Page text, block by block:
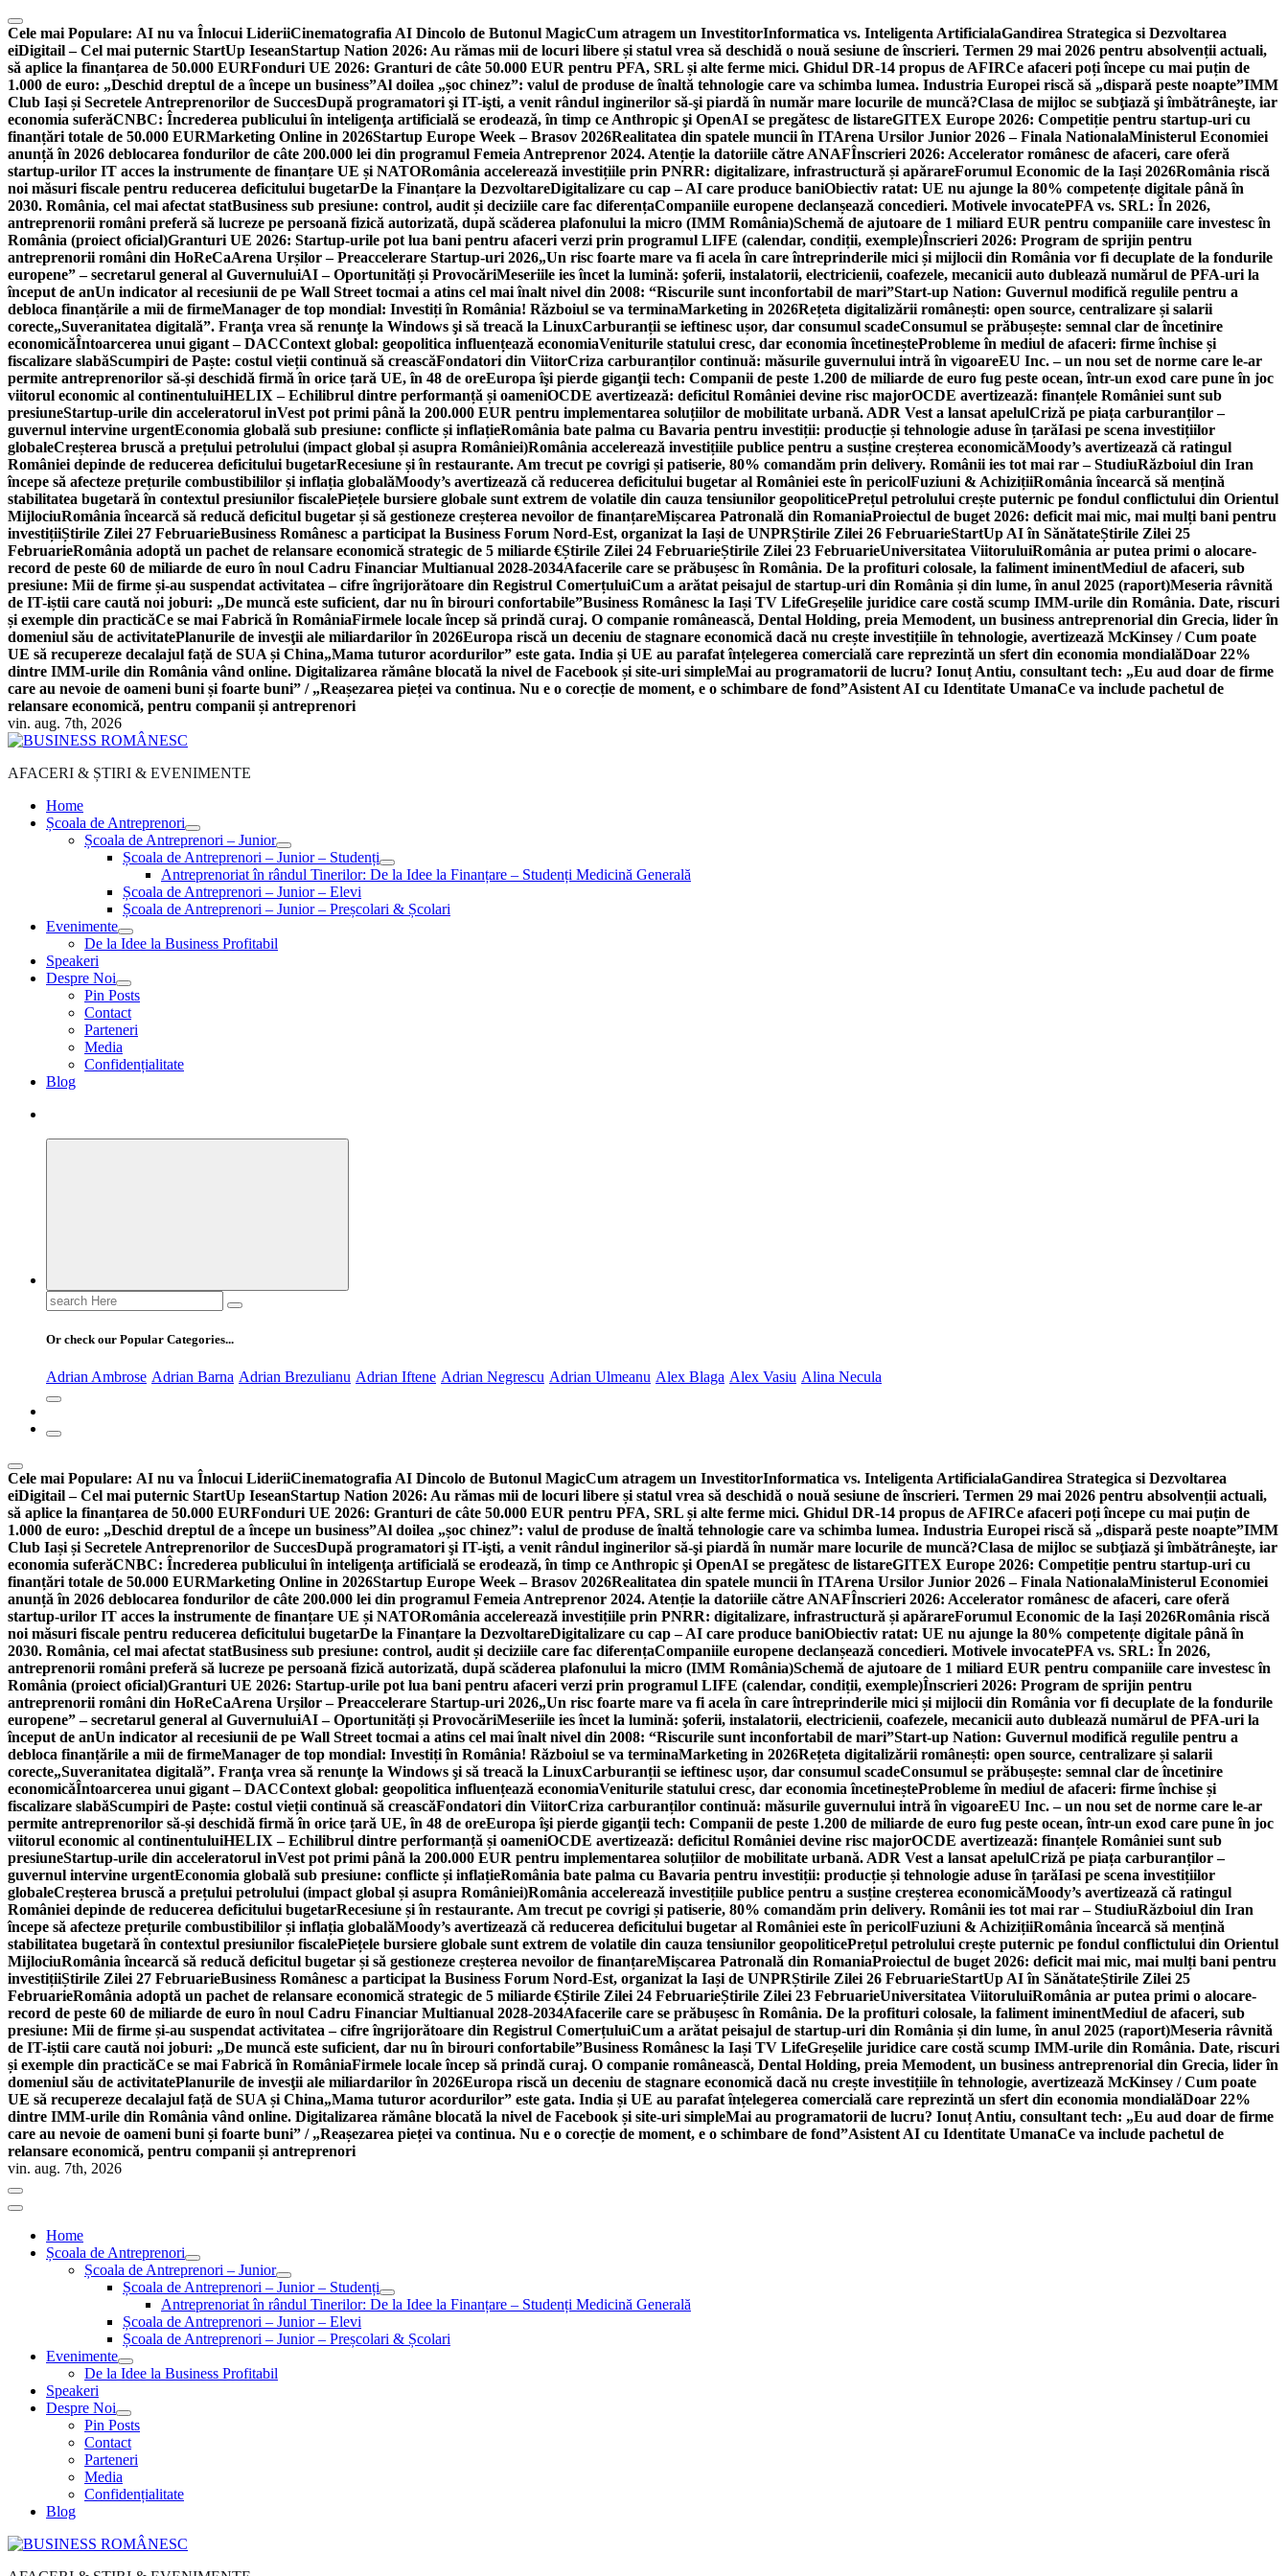
Skip
to
content
Cele mai Populare: AI nu va Înlocui LideriiCinematografia AI Dincolo de Butonul MagicCum atragem un InvestitorInformatica vs. Inteligenta ArtificialaGandirea Strategica si Dezvoltarea
eiDigitail – Cel mai puternic StartUp IeseanStartup Nation 2026: Au rămas mii de locuri libere și statul vrea să deschidă o nouă sesiune de înscrieri. Termen 29 mai 2026 pentru absolvenții actuali,
să aplice la finanțarea de 50.000 EURFonduri UE 2026: Granturi de câte 50.000 EUR pentru PFA, SRL și alte ferme mici. Ghidul DR-14 propus de AFIRCe afaceri poți începe cu mai puțin de
1.000 de euro: „Deschid dreptul de a începe un business”Al doilea „șoc chinez”: valul de produse de înaltă tehnologie care va schimba lumea. Industria Europei riscă să „dispară peste noapte”IMM
Club Iași și Secretele Antreprenorilor de SuccesDupă programatori şi IT-işti, a venit rândul inginerilor să-şi piardă în număr mare locurile de muncă?Clasa de mijloc se subţiază şi îmbătrâneşte, iar
economia suferăCNBC: Încrederea publicului în inteligenţa artificială se erodează, în timp ce Anthropic şi OpenAI se pregătesc de listareGITEX Europe 2026: Competiție pentru startup-uri cu
finanțări totale de 50.000 EURMarketing Online in 2026Startup Europe Week – Brasov 2026Realitatea din spatele muncii în ITArena Ursilor Junior 2026 – Finala NationalaMinisterul Economiei
anunță în 2026 deblocarea fondurilor de câte 200.000 lei din programul Femeia Antreprenor 2024. Atenție la datoriile către ANAFÎnscrieri 2026: Accelerator românesc de afaceri, care oferă
startup-urilor IT acces la instrumente de finanțare UE și NATORomânia accelerează investițiile prin PNRR: digitalizare, infrastructură și apărareForumul Economic de la Iași 2026România riscă
noi măsuri fiscale pentru reducerea deficitului bugetarDe la Finanțare la DezvoltareDigitalizare cu cap – AI care produce baniObiectiv ratat: UE nu ajunge la 80% competențe digitale până în
2030. România, cel mai afectat statBusiness sub presiune: control, audit și deciziile care fac diferențaCompaniile europene declanșează concedieri. Motivele invocatePFA vs. SRL: În 2026,
antreprenorii români preferă să lucreze pe persoană fizică autorizată, după scăderea plafonului la micro (IMM România)Schemă de ajutoare de 1 miliard EUR pentru companiile care investesc în
România (proiect oficial)Granturi UE 2026: Startup-urile pot lua bani pentru afaceri verzi prin programul LIFE (calendar, condiții, exemple)Înscrieri 2026: Program de sprijin pentru
antreprenorii români din HoReCaArena Urșilor – Preaccelerare Startup-uri 2026„Un risc foarte mare va fi acela în care întreprinderile mici și mijlocii din România vor fi decuplate de la fondurile
europene” – secretarul general al GuvernuluiAI – Oportunități și ProvocăriMeseriile ies încet la lumină: şoferii, instalatorii, electricienii, coafezele, mecanicii auto dublează numărul de PFA-uri la
început de anUn indicator al recesiunii de pe Wall Street tocmai a atins cel mai înalt nivel din 2008: “Riscurile sunt inconfortabil de mari”Start-up Nation: Guvernul modifică regulile pentru a
debloca finanțările a mii de firmeManager de top mondial: Investiți în România! Războiul se va terminaMarketing in 2026Rețeta digitalizării românești: open source, centralizare și salarii
corecte„Suveranitatea digitală”. Franţa vrea să renunţe la Windows şi să treacă la LinuxCarburanții se ieftinesc ușor, dar consumul scadeConsumul se prăbușește: semnal clar de încetinire
economicăÎntoarcerea unui gigant – DACContext global: geopolitica influențează economiaVeniturile statului cresc, dar economia încetineșteProbleme în mediul de afaceri: firme închise și
fiscalizare slabăScumpiri de Paște: costul vieții continuă să creascăFondatori din ViitorCriza carburanților continuă: măsurile guvernului intră în vigoareEU Inc. – un nou set de norme care le-ar
permite antreprenorilor să-și deschidă firmă în orice țară UE, în 48 de oreEuropa îşi pierde giganţii tech: Companii de peste 1.200 de miliarde de euro fug peste ocean, într-un exod care pune în joc
viitorul economic al continentuluiHELIX – Echilibrul dintre performanță și oameniOCDE avertizează: deficitul României devine risc majorOCDE avertizează: finanțele României sunt sub
presiuneStartup-urile din acceleratorul inVest pot primi până la 200.000 EUR pentru implementarea soluțiilor de mobilitate urbană. ADR Vest a lansat apelulCriză pe piața carburanților –
guvernul intervine urgentEconomia globală sub presiune: conflicte și inflațieRomânia bate palma cu Bavaria pentru investiții: producție și tehnologie aduse în țarăIasi pe scena investițiilor
globaleCreșterea bruscă a prețului petrolului (impact global și asupra României)România accelerează investițiile publice pentru a susține creșterea economicăMoody’s avertizează că ratingul
României depinde de reducerea deficitului bugetarRecesiune și în restaurante. Am trecut pe covrigi și patiserie, 80% comandăm prin delivery. Românii ies tot mai rar – StudiuRăzboiul din Iran
începe să afecteze prețurile combustibililor și inflația globalăMoody’s avertizează că reducerea deficitului bugetar al României este în pericolFuziuni & AchizițiiRomânia încearcă să mențină
stabilitatea bugetară în contextul presiunilor fiscalePiețele bursiere globale sunt extrem de volatile din cauza tensiunilor geopoliticePrețul petrolului crește puternic pe fondul conflictului din Orientul
MijlociuRomânia încearcă să reducă deficitul bugetar și să gestioneze creșterea nevoilor de finanțareMișcarea Patronală din RomaniaProiectul de buget 2026: deficit mai mic, mai mulți bani pentru
investițiiȘtirile Zilei 27 FebruarieBusiness Românesc a participat la Business Forum Nord-Est, organizat la Iași de UNPRȘtirile Zilei 26 FebruarieStartUp AI în SănătateȘtirile Zilei 25
FebruarieRomânia adoptă un pachet de relansare economică strategic de 5 miliarde €Știrile Zilei 24 FebruarieȘtirile Zilei 23 FebruarieUniversitatea ViitoruluiRomânia ar putea primi o alocare-
record de peste 60 de miliarde de euro în noul Cadru Financiar Multianual 2028-2034Afacerile care se prăbușesc în România. De la profituri colosale, la faliment iminentMediul de afaceri, sub
presiune: Mii de firme și-au suspendat activitatea – cifre îngrijorătoare din Registrul ComerțuluiCum a arătat peisajul de startup-uri din România și din lume, în anul 2025 (raport)Meseria râvnită
de IT-iștii care caută noi joburi: „De muncă este suficient, dar nu în birouri confortabile”Business Românesc la Iași TV LifeGreșelile juridice care costă scump IMM-urile din România. Date, riscuri
și exemple din practicăCe se mai Fabrică în RomâniaFirmele locale încep să prindă curaj. O companie românească, Dental Holding, preia Memodent, un business antreprenorial din Grecia, lider în
domeniul său de activitatePlanurile de invesţii ale miliardarilor în 2026Europa riscă un deceniu de stagnare economică dacă nu crește investițiile în tehnologie, avertizează McKinsey / Cum poate
UE să recupereze decalajul față de SUA și China„Mama tuturor acordurilor” este gata. India și UE au parafat înțelegerea comercială care reprezintă un sfert din economia mondialăDoar 22%
dintre IMM-urile din România vând online. Digitalizarea rămâne blocată la nivel de Facebook și site-uri simpleMai au programatorii de lucru? Ionuț Antiu, consultant tech: „Eu aud doar de firme
care au nevoie de oameni buni și foarte buni” / „Reașezarea pieței va continua. Nu e o corecție de moment, e o schimbare de fond”Asistent AI cu Identitate UmanaCe va include pachetul de
relansare economică, pentru companii și antreprenori
vin. aug. 7th, 2026
AFACERI & ȘTIRI & EVENIMENTE
Home
Școala de Antreprenori
Școala de Antreprenori – Junior
Școala de Antreprenori – Junior – Studenți
Antreprenoriat în rândul Tinerilor: De la Idee la Finanțare – Studenți Medicină Generală
Școala de Antreprenori – Junior – Elevi
Școala de Antreprenori – Junior – Preșcolari & Școlari
Evenimente
De la Idee la Business Profitabil
Speakeri
Despre Noi
Pin Posts
Contact
Parteneri
Media
Confidențialitate
Blog
Search
for:
Or check our Popular Categories...
Adrian Ambrose Adrian Barna Adrian Brezulianu Adrian Iftene Adrian Negrescu Adrian Ulmeanu Alex Blaga Alex Vasiu Alina Necula
Cele mai Populare: AI nu va Înlocui LideriiCinematografia AI Dincolo de Butonul MagicCum atragem un InvestitorInformatica vs. Inteligenta ArtificialaGandirea Strategica si Dezvoltarea
eiDigitail – Cel mai puternic StartUp IeseanStartup Nation 2026: Au rămas mii de locuri libere și statul vrea să deschidă o nouă sesiune de înscrieri. Termen 29 mai 2026 pentru absolvenții actuali,
să aplice la finanțarea de 50.000 EURFonduri UE 2026: Granturi de câte 50.000 EUR pentru PFA, SRL și alte ferme mici. Ghidul DR-14 propus de AFIRCe afaceri poți începe cu mai puțin de
1.000 de euro: „Deschid dreptul de a începe un business”Al doilea „șoc chinez”: valul de produse de înaltă tehnologie care va schimba lumea. Industria Europei riscă să „dispară peste noapte”IMM
Club Iași și Secretele Antreprenorilor de SuccesDupă programatori şi IT-işti, a venit rândul inginerilor să-şi piardă în număr mare locurile de muncă?Clasa de mijloc se subţiază şi îmbătrâneşte, iar
economia suferăCNBC: Încrederea publicului în inteligenţa artificială se erodează, în timp ce Anthropic şi OpenAI se pregătesc de listareGITEX Europe 2026: Competiție pentru startup-uri cu
finanțări totale de 50.000 EURMarketing Online in 2026Startup Europe Week – Brasov 2026Realitatea din spatele muncii în ITArena Ursilor Junior 2026 – Finala NationalaMinisterul Economiei
anunță în 2026 deblocarea fondurilor de câte 200.000 lei din programul Femeia Antreprenor 2024. Atenție la datoriile către ANAFÎnscrieri 2026: Accelerator românesc de afaceri, care oferă
startup-urilor IT acces la instrumente de finanțare UE și NATORomânia accelerează investițiile prin PNRR: digitalizare, infrastructură și apărareForumul Economic de la Iași 2026România riscă
noi măsuri fiscale pentru reducerea deficitului bugetarDe la Finanțare la DezvoltareDigitalizare cu cap – AI care produce baniObiectiv ratat: UE nu ajunge la 80% competențe digitale până în
2030. România, cel mai afectat statBusiness sub presiune: control, audit și deciziile care fac diferențaCompaniile europene declanșează concedieri. Motivele invocatePFA vs. SRL: În 2026,
antreprenorii români preferă să lucreze pe persoană fizică autorizată, după scăderea plafonului la micro (IMM România)Schemă de ajutoare de 1 miliard EUR pentru companiile care investesc în
România (proiect oficial)Granturi UE 2026: Startup-urile pot lua bani pentru afaceri verzi prin programul LIFE (calendar, condiții, exemple)Înscrieri 2026: Program de sprijin pentru
antreprenorii români din HoReCaArena Urșilor – Preaccelerare Startup-uri 2026„Un risc foarte mare va fi acela în care întreprinderile mici și mijlocii din România vor fi decuplate de la fondurile
europene” – secretarul general al GuvernuluiAI – Oportunități și ProvocăriMeseriile ies încet la lumină: şoferii, instalatorii, electricienii, coafezele, mecanicii auto dublează numărul de PFA-uri la
început de anUn indicator al recesiunii de pe Wall Street tocmai a atins cel mai înalt nivel din 2008: “Riscurile sunt inconfortabil de mari”Start-up Nation: Guvernul modifică regulile pentru a
debloca finanțările a mii de firmeManager de top mondial: Investiți în România! Războiul se va terminaMarketing in 2026Rețeta digitalizării românești: open source, centralizare și salarii
corecte„Suveranitatea digitală”. Franţa vrea să renunţe la Windows şi să treacă la LinuxCarburanții se ieftinesc ușor, dar consumul scadeConsumul se prăbușește: semnal clar de încetinire
economicăÎntoarcerea unui gigant – DACContext global: geopolitica influențează economiaVeniturile statului cresc, dar economia încetineșteProbleme în mediul de afaceri: firme închise și
fiscalizare slabăScumpiri de Paște: costul vieții continuă să creascăFondatori din ViitorCriza carburanților continuă: măsurile guvernului intră în vigoareEU Inc. – un nou set de norme care le-ar
permite antreprenorilor să-și deschidă firmă în orice țară UE, în 48 de oreEuropa îşi pierde giganţii tech: Companii de peste 1.200 de miliarde de euro fug peste ocean, într-un exod care pune în joc
viitorul economic al continentuluiHELIX – Echilibrul dintre performanță și oameniOCDE avertizează: deficitul României devine risc majorOCDE avertizează: finanțele României sunt sub
presiuneStartup-urile din acceleratorul inVest pot primi până la 200.000 EUR pentru implementarea soluțiilor de mobilitate urbană. ADR Vest a lansat apelulCriză pe piața carburanților –
guvernul intervine urgentEconomia globală sub presiune: conflicte și inflațieRomânia bate palma cu Bavaria pentru investiții: producție și tehnologie aduse în țarăIasi pe scena investițiilor
globaleCreșterea bruscă a prețului petrolului (impact global și asupra României)România accelerează investițiile publice pentru a susține creșterea economicăMoody’s avertizează că ratingul
României depinde de reducerea deficitului bugetarRecesiune și în restaurante. Am trecut pe covrigi și patiserie, 80% comandăm prin delivery. Românii ies tot mai rar – StudiuRăzboiul din Iran
începe să afecteze prețurile combustibililor și inflația globalăMoody’s avertizează că reducerea deficitului bugetar al României este în pericolFuziuni & AchizițiiRomânia încearcă să mențină
stabilitatea bugetară în contextul presiunilor fiscalePiețele bursiere globale sunt extrem de volatile din cauza tensiunilor geopoliticePrețul petrolului crește puternic pe fondul conflictului din Orientul
MijlociuRomânia încearcă să reducă deficitul bugetar și să gestioneze creșterea nevoilor de finanțareMișcarea Patronală din RomaniaProiectul de buget 2026: deficit mai mic, mai mulți bani pentru
investițiiȘtirile Zilei 27 FebruarieBusiness Românesc a participat la Business Forum Nord-Est, organizat la Iași de UNPRȘtirile Zilei 26 FebruarieStartUp AI în SănătateȘtirile Zilei 25
FebruarieRomânia adoptă un pachet de relansare economică strategic de 5 miliarde €Știrile Zilei 24 FebruarieȘtirile Zilei 23 FebruarieUniversitatea ViitoruluiRomânia ar putea primi o alocare-
record de peste 60 de miliarde de euro în noul Cadru Financiar Multianual 2028-2034Afacerile care se prăbușesc în România. De la profituri colosale, la faliment iminentMediul de afaceri, sub
presiune: Mii de firme și-au suspendat activitatea – cifre îngrijorătoare din Registrul ComerțuluiCum a arătat peisajul de startup-uri din România și din lume, în anul 2025 (raport)Meseria râvnită
de IT-iștii care caută noi joburi: „De muncă este suficient, dar nu în birouri confortabile”Business Românesc la Iași TV LifeGreșelile juridice care costă scump IMM-urile din România. Date, riscuri
și exemple din practicăCe se mai Fabrică în RomâniaFirmele locale încep să prindă curaj. O companie românească, Dental Holding, preia Memodent, un business antreprenorial din Grecia, lider în
domeniul său de activitatePlanurile de invesţii ale miliardarilor în 2026Europa riscă un deceniu de stagnare economică dacă nu crește investițiile în tehnologie, avertizează McKinsey / Cum poate
UE să recupereze decalajul față de SUA și China„Mama tuturor acordurilor” este gata. India și UE au parafat înțelegerea comercială care reprezintă un sfert din economia mondialăDoar 22%
dintre IMM-urile din România vând online. Digitalizarea rămâne blocată la nivel de Facebook și site-uri simpleMai au programatorii de lucru? Ionuț Antiu, consultant tech: „Eu aud doar de firme
care au nevoie de oameni buni și foarte buni” / „Reașezarea pieței va continua. Nu e o corecție de moment, e o schimbare de fond”Asistent AI cu Identitate UmanaCe va include pachetul de
relansare economică, pentru companii și antreprenori
vin. aug. 7th, 2026
Home
Școala de Antreprenori
Școala de Antreprenori – Junior
Școala de Antreprenori – Junior – Studenți
Antreprenoriat în rândul Tinerilor: De la Idee la Finanțare – Studenți Medicină Generală
Școala de Antreprenori – Junior – Elevi
Școala de Antreprenori – Junior – Preșcolari & Școlari
Evenimente
De la Idee la Business Profitabil
Speakeri
Despre Noi
Pin Posts
Contact
Parteneri
Media
Confidențialitate
Blog